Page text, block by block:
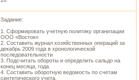
Задание:
1. Сформировать учетную политику организации
ООО «Восток»
2. Составить журнал хозяйственных операций за
декабрь 2009 года в хронологической
последовательности
3. Подсчитать обороты и определить сальдо на
конец месяца, года.
4. Составить оборотную ведомость по счетам
синтетического учета.